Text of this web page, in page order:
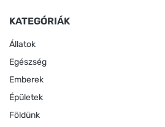
KATEGÓRIÁK
Állatok
Egészség
Emberek
Épületek
Földünk